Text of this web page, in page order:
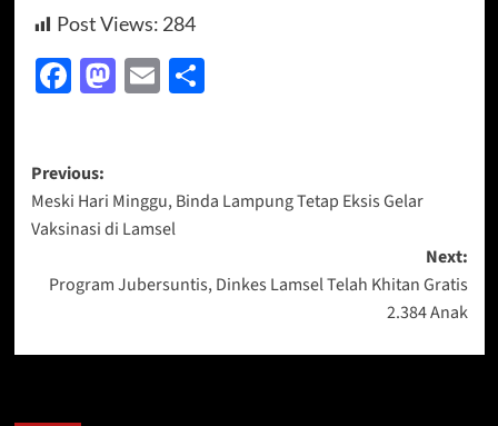
Post Views: 284
Facebook
Mastodon
EmailShare
Post
navigation
Previous:
Meski Hari Minggu, Binda Lampung Tetap Eksis Gelar
Vaksinasi di Lamsel
Next:
Program Jubersuntis, Dinkes Lamsel Telah Khitan Gratis
2.384 Anak